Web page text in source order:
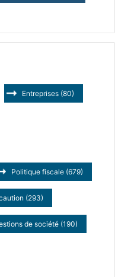
Entreprises (80)
Politique fiscale (679)
(293)
de société (190)